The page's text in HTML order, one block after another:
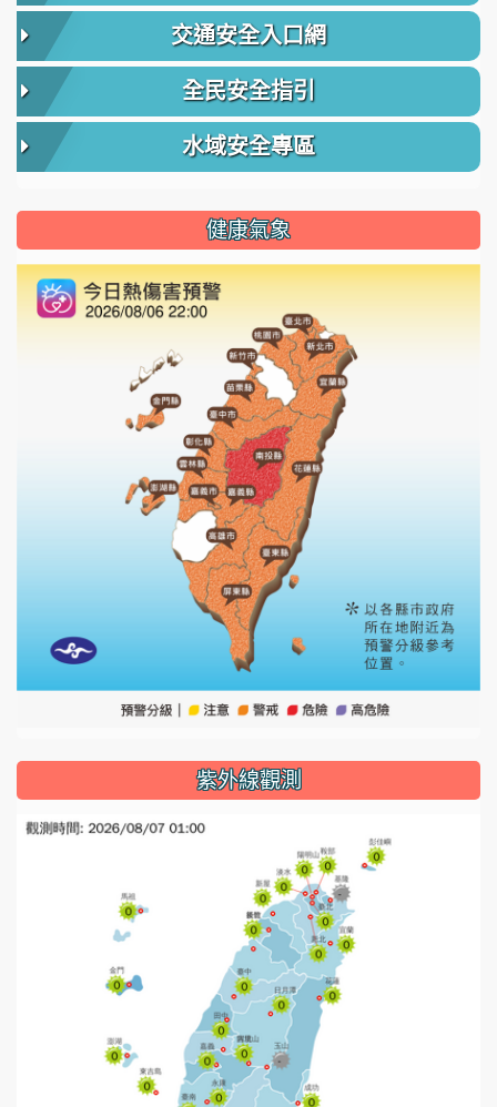
交通安全入口網
全民安全指引
水域安全專區
健康氣象
紫外線觀測